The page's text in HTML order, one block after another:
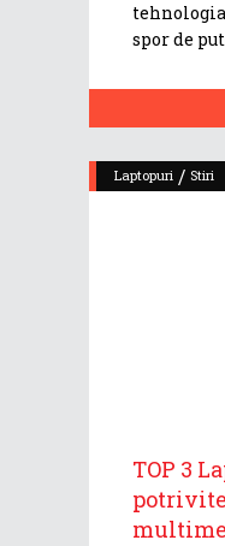
spor de
Laptopuri / Stiri
TOP 3